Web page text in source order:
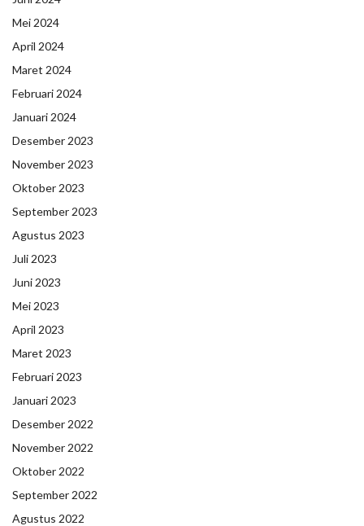
Mei 2024
April 2024
Maret 2024
Februari 2024
Januari 2024
Desember 2023
November 2023
Oktober 2023
September 2023
Agustus 2023
Juli 2023
Juni 2023
Mei 2023
April 2023
Maret 2023
Februari 2023
Januari 2023
Desember 2022
November 2022
Oktober 2022
September 2022
Agustus 2022